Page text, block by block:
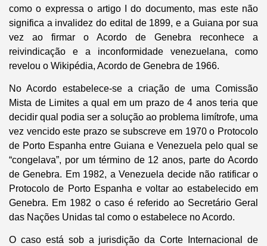
como o expressa o artigo I do documento, mas este não
significa a invalidez do edital de 1899, e a Guiana por sua
vez ao firmar o Acordo de Genebra reconhece a
reivindicação e a inconformidade venezuelana, como
revelou o Wikipédia, Acordo de Genebra de 1966.
No Acordo estabelece-se a criação de uma Comissão
Mista de Limites a qual em um prazo de 4 anos teria que
decidir qual podia ser a solução ao problema limítrofe, uma
vez vencido este prazo se subscreve em 1970 o Protocolo
de Porto Espanha entre Guiana e Venezuela pelo qual se
“congelava”, por um término de 12 anos, parte do Acordo
de Genebra. Em 1982, a Venezuela decide não ratificar o
Protocolo de Porto Espanha e voltar ao estabelecido em
Genebra. Em 1982 o caso é referido ao Secretário Geral
das Nações Unidas tal como o estabelece no Acordo.
O caso está sob a jurisdição da Corte Internacional de